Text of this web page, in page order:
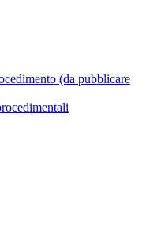
(da pubblicare